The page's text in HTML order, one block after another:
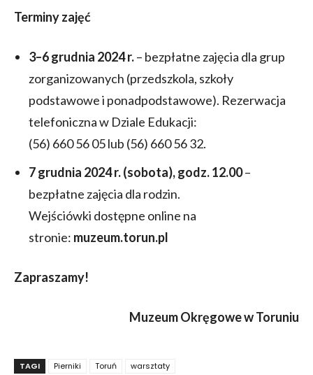
Terminy zajęć
3–6 grudnia 2024 r.– bezpłatne zajęcia dla grup
zorganizowanych (przedszkola, szkoły
podstawowe i ponadpodstawowe). Rezerwacja
telefoniczna w Dziale Edukacji:
(56) 660 56 05 lub (56) 660 56 32.
7 grudnia 2024 r. (sobota), godz. 12.00–
bezpłatne zajęcia dla rodzin.
Wejściówki dostępne online na
stronie: muzeum.torun.pl
Zapraszamy!
Muzeum Okręgowe w Toruniu
TAGI Pierniki Toruń warsztaty